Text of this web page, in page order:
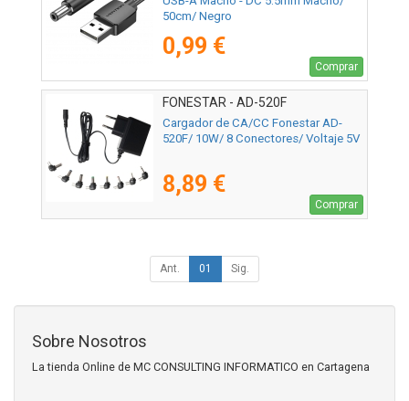
50cm/ Negro
0,99 €
Comprar
FONESTAR - AD-520F
Cargador de CA/CC Fonestar AD-
520F/ 10W/ 8 Conectores/ Voltaje 5V
8,89 €
Comprar
Ant. 01 Sig.
Sobre Nosotros
La tienda Online de MC CONSULTING INFORMATICO en Cartagena